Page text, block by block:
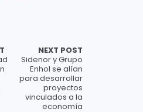
NEXT POST
Sidenor y Grupo
Enhol se alían
para desarrollar
proyectos
vinculados a la
economía